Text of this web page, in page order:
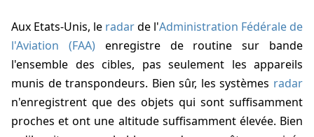
Aux Etats-Unis, le radarde l'Administration Fédérale de
l'Aviation (FAA)enregistre de routine sur bande
l'ensemble des cibles, pas seulement les appareils
munis de transpondeurs. Bien sûr, les systèmes radar
n'enregistrent que des objets qui sont suffisamment
proches et ont une altitude suffisamment élevée. Bien